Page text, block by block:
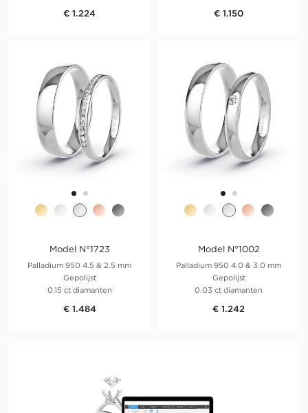
€ 1.224 € 1.150
Model N°1723
Palladium 950 4.5 & 2.5 mm
Gepolijst
0.15 ct diamanten
€ 1.484
Model N°1002
Palladium 950 4.0 & 3.0 mm
Gepolijst
0.03 ct diamanten
€ 1.242